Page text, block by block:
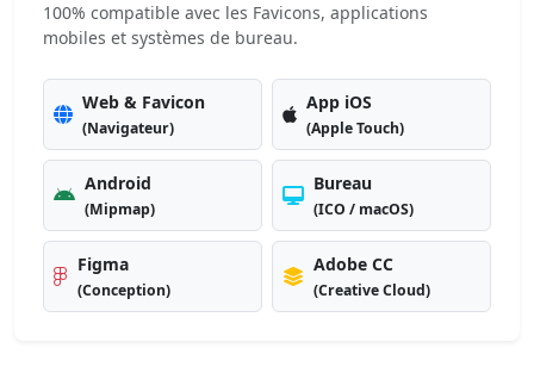
100% compatible avec les Favicons, applications
mobiles et systèmes de bureau.
Web & Favicon
(Navigateur)
App iOS
(Apple Touch)
Android
(Mipmap)
Bureau
(ICO / macOS)
Figma
(Conception)
Adobe CC
(Creative Cloud)